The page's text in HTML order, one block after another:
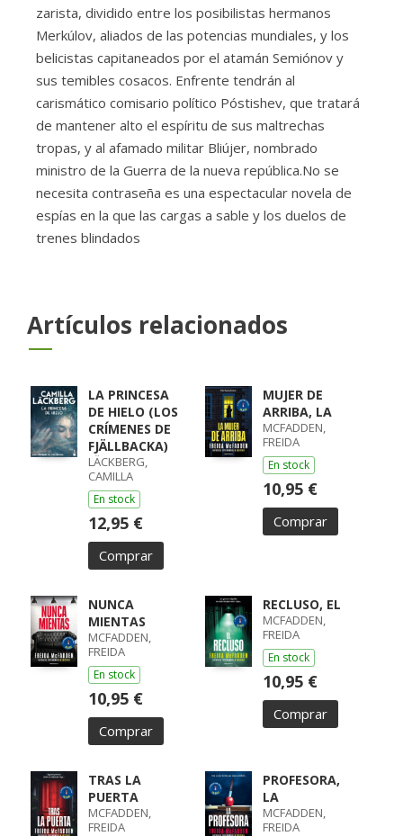
zarista, dividido entre los posibilistas hermanos
Merkúlov, aliados de las potencias mundiales, y los
belicistas capitaneados por el atamán Semiónov y
sus temibles cosacos. Enfrente tendrán al
carismático comisario político Póstishev, que tratará
de mantener alto el espíritu de sus maltrechas
tropas, y al afamado militar Bliújer, nombrado
ministro de la Guerra de la nueva república.No se
necesita contraseña es una espectacular novela de
espías en la que las cargas a sable y los duelos de
trenes blindados
Artículos relacionados
LA PRINCESA
DE HIELO (LOS
CRÍMENES DE
FJÄLLBACKA)
LÄCKBERG,
CAMILLA
En stock
12,95 €
Comprar
MUJER DE
ARRIBA, LA
MCFADDEN,
FREIDA
En stock
10,95 €
Comprar
NUNCA
MIENTAS
MCFADDEN,
FREIDA
En stock
10,95 €
Comprar
RECLUSO, EL
MCFADDEN,
FREIDA
En stock
10,95 €
Comprar
TRAS LA
PUERTA
MCFADDEN,
FREIDA
PROFESORA,
LA
MCFADDEN,
FREIDA